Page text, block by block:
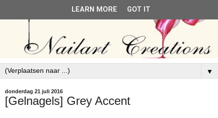
▼
donderdag 21 juli 2016
[Gelnagels] Grey Accent
LEARN MORE GOT IT